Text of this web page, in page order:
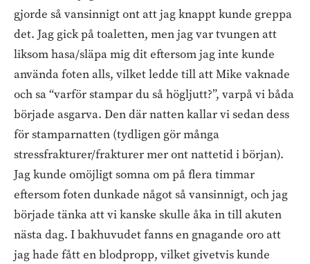
gjorde så vansinnigt ont att jag knappt kunde greppa
det. Jag gick på toaletten, men jag var tvungen att
liksom hasa/släpa mig dit eftersom jag inte kunde
använda foten alls, vilket ledde till att Mike vaknade
och sa “varför stampar du så högljutt?”, varpå vi båda
började asgarva. Den där natten kallar vi sedan dess
för stamparnatten (tydligen gör många
stressfrakturer/frakturer mer ont nattetid i början).
Jag kunde omöjligt somna om på flera timmar
eftersom foten dunkade något så vansinnigt, och jag
började tänka att vi kanske skulle åka in till akuten
nästa dag. I bakhuvudet fanns en gnagande oro att
jag hade fått en blodpropp, vilket givetvis kunde